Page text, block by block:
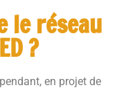
le réseau
?
en projet de